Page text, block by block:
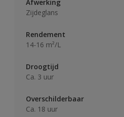
Afwerking
Zijdeglans
Rendement
14-16 m²/L
Droogtijd
Ca. 3 uur
Overschilderbaar
Ca. 18 uur